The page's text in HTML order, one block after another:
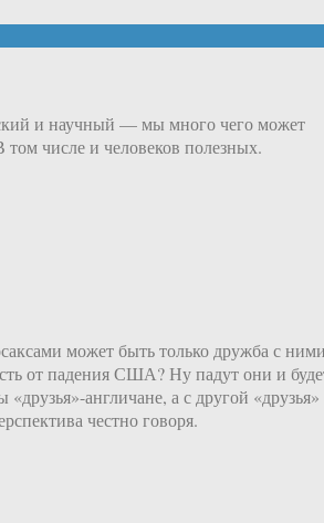
и научный — мы много чего может
том числе и человеков полезных.
может быть только дружба с
от падения США? Ну падут они и
англичане, а с другой «друзья»
честно говоря.